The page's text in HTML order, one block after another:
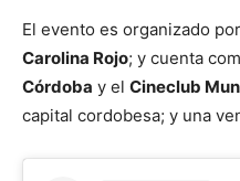
El evento es organizado por
Carolina Rojo; y cuenta
Córdoba y el Cineclub
capital cordobesa; y una